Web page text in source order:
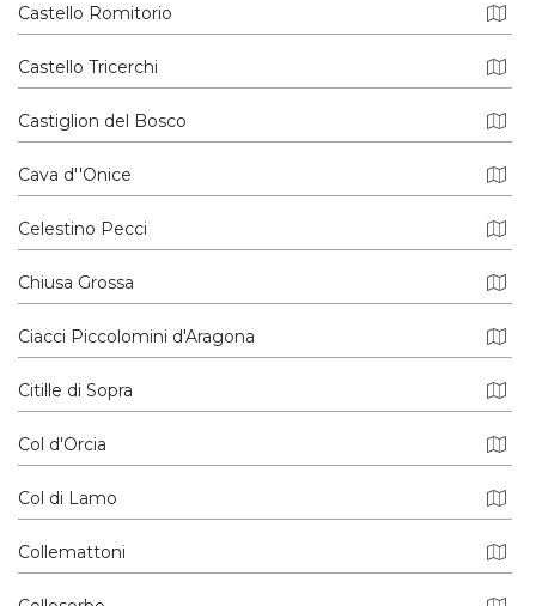
Castello Romitorio
Castello Tricerchi
Castiglion del Bosco
Cava d''Onice
Celestino Pecci
Chiusa Grossa
Ciacci Piccolomini d'Aragona
Citille di Sopra
Col d'Orcia
Col di Lamo
Collemattoni